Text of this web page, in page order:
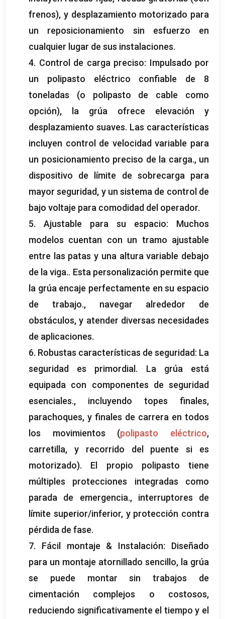
frenos), y desplazamiento motorizado para
un reposicionamiento sin esfuerzo en
cualquier lugar de sus instalaciones.
4. Control de carga preciso: Impulsado por
un polipasto eléctrico confiable de 8
toneladas (o polipasto de cable como
opción), la grúa ofrece elevación y
desplazamiento suaves. Las características
incluyen control de velocidad variable para
un posicionamiento preciso de la carga., un
dispositivo de límite de sobrecarga para
mayor seguridad, y un sistema de control de
bajo voltaje para comodidad del operador.
5. Ajustable para su espacio: Muchos
modelos cuentan con un tramo ajustable
entre las patas y una altura variable debajo
de la viga.. Esta personalización permite que
la grúa encaje perfectamente en su espacio
de trabajo., navegar alrededor de
obstáculos, y atender diversas necesidades
de aplicaciones.
6. Robustas características de seguridad: La
seguridad es primordial. La grúa está
equipada con componentes de seguridad
esenciales., incluyendo topes finales,
parachoques, y finales de carrera en todos
los movimientos (polipasto eléctrico,
carretilla, y recorrido del puente si es
motorizado). El propio polipasto tiene
múltiples protecciones integradas como
parada de emergencia., interruptores de
límite superior/inferior, y protección contra
pérdida de fase.
7. Fácil montaje & Instalación: Diseñado
para un montaje atornillado sencillo, la grúa
se puede montar sin trabajos de
cimentación complejos o costosos,
reduciendo significativamente el tiempo y el